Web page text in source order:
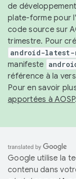
de
plate-forme pour
code source sur
trimestre. Pour
android-latest-
manifeste
référence à la
Pour en savoir
apportées à AOSP.
Google utilise la
contenu dans